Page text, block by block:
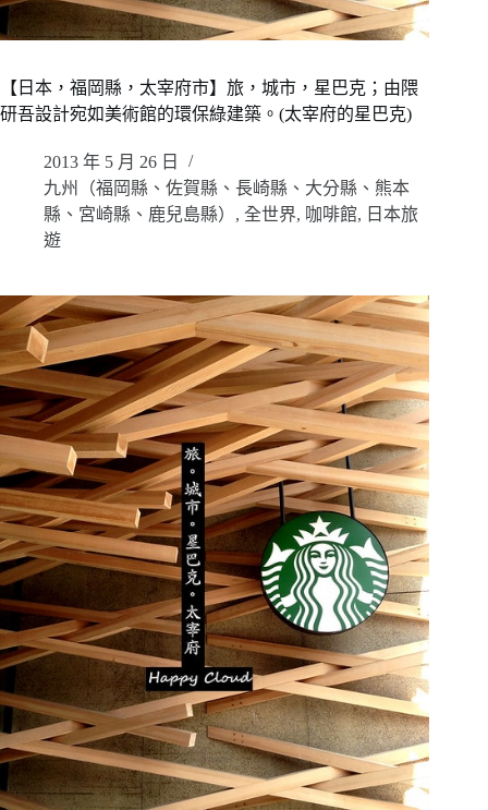
【日本，福岡縣，太宰府市】旅，城市，星巴克；由隈
研吾設計宛如美術館的環保綠建築。(太宰府的星巴克)
2013 年 5 月 26 日
九州（福岡縣、佐賀縣、長崎縣、大分縣、熊本
縣、宮崎縣、鹿兒島縣） , 全世界, 咖啡館, 日本旅
遊